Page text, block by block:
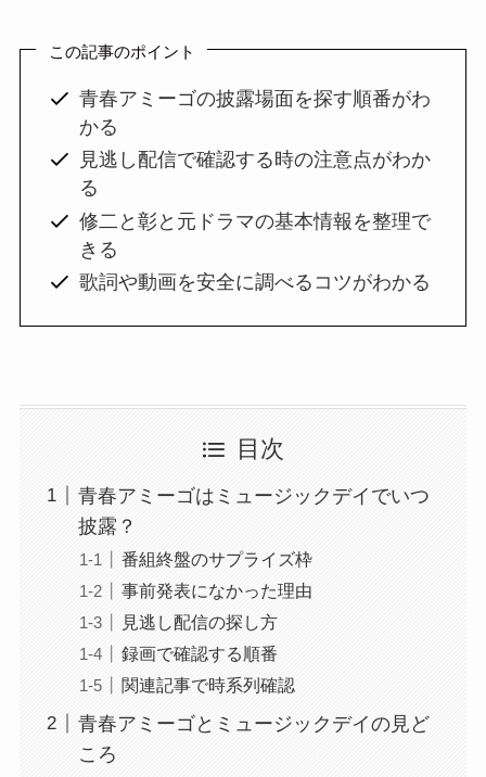
この記事のポイント
青春アミーゴの披露場面を探す順番がわ
かる
見逃し配信で確認する時の注意点がわか
る
修二と彰と元ドラマの基本情報を整理で
きる
歌詞や動画を安全に調べるコツがわかる
目次
青春アミーゴはミュージックデイでいつ
披露？
番組終盤のサプライズ枠
事前発表になかった理由
見逃し配信の探し方
録画で確認する順番
関連記事で時系列確認
青春アミーゴとミュージックデイの見ど
ころ